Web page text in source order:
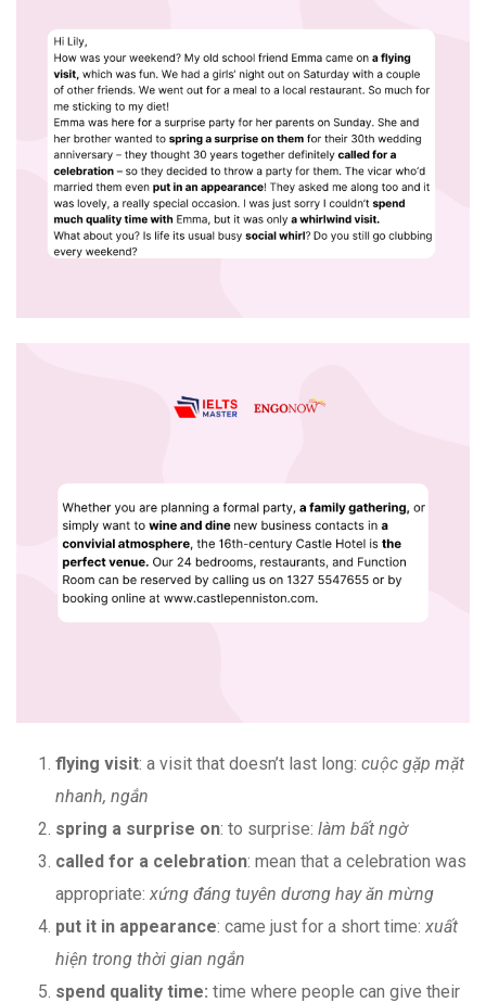
flying visit: a visit that doesn’t last long: cuộc gặp mặt
nhanh, ngắn
spring a surprise on: to surprise: làm bất ngờ
called for a celebration: mean that a celebration was
appropriate: xứng đáng tuyên dương hay ăn mừng
put it in appearance: came just for a short time: xuất
hiện trong thời gian ngắn
spend quality time: time where people can give their